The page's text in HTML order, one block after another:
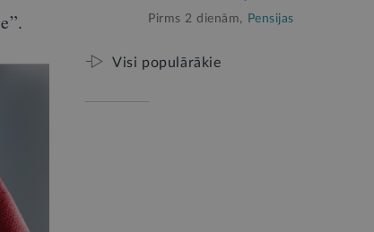
Pirms 2 dienām, Pensijas
Visi populārākie